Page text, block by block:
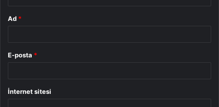
Ad *
E-posta *
İnternet sitesi